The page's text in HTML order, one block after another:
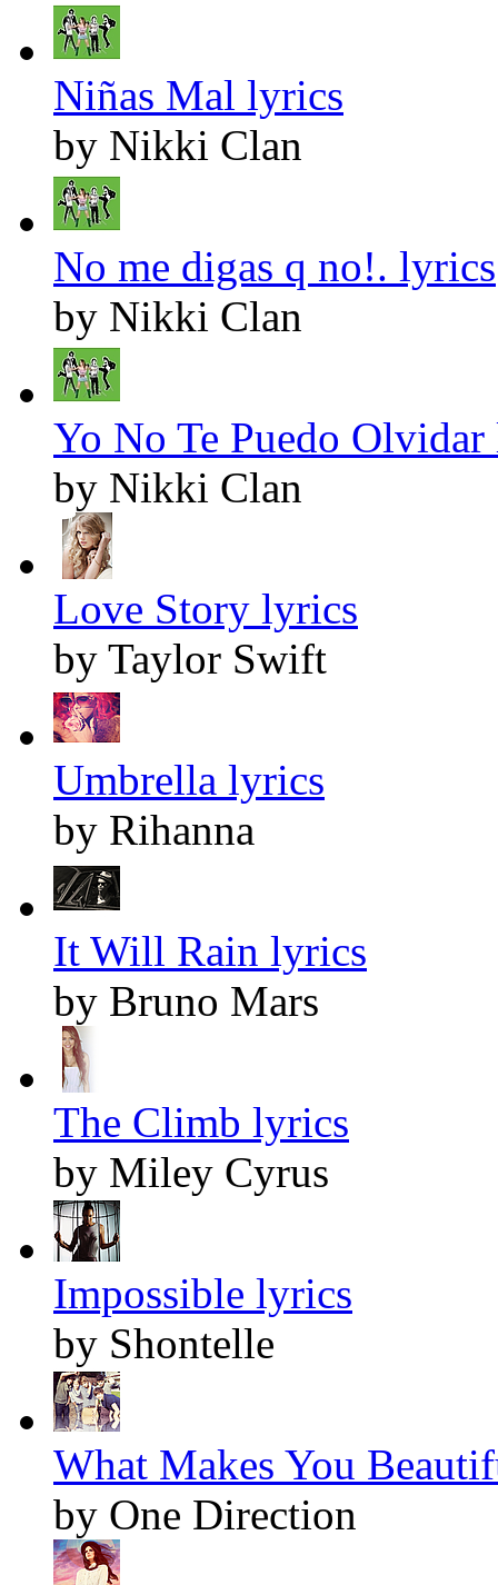
Niñas Mal lyrics
by Nikki Clan
No me digas q no!. lyrics
by Nikki Clan
Yo No Te Puedo
by Nikki Clan
Love Story lyrics
by Taylor Swift
Umbrella lyrics
by Rihanna
It Will Rain lyrics
by Bruno Mars
The Climb lyrics
by Miley Cyrus
Impossible lyrics
by Shontelle
What Makes You
by One Direction